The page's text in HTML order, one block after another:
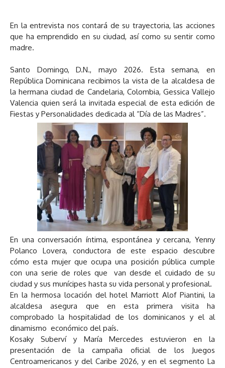
En la entrevista nos contará de su trayectoria, las acciones
que ha emprendido en su ciudad, así como su sentir como
madre.
Santo Domingo, D.N., mayo 2026. Esta semana, en
República Dominicana recibimos la vista de la alcaldesa de
la hermana ciudad de Candelaria, Colombia, Gessica Vallejo
Valencia quien será la invitada especial de esta edición de
Fiestas y Personalidades dedicada al “Día de las Madres”.
En una conversación íntima, espontánea y cercana, Yenny
Polanco Lovera, conductora de este espacio descubre
cómo esta mujer que ocupa una posición pública cumple
con una serie de roles que van desde el cuidado de su
ciudad y sus munícipes hasta su vida personal y profesional.
En la hermosa locación del hotel Marriott Alof Piantini, la
alcaldesa asegura que en esta primera visita ha
comprobado la hospitalidad de los dominicanos y el al
dinamismo económico del país.
Kosaky Suberví y María Mercedes estuvieron en la
presentación de la campaña oficial de los Juegos
Centroamericanos y del Caribe 2026, y en el segmento La